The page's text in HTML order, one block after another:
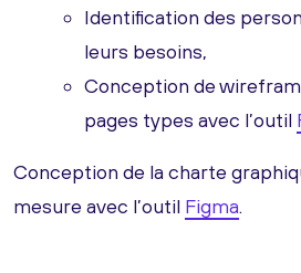
Identification des
leurs besoins,
Conception de
pages types avec l’outil
Conception de la charte
mesure avec l’outil Figma.